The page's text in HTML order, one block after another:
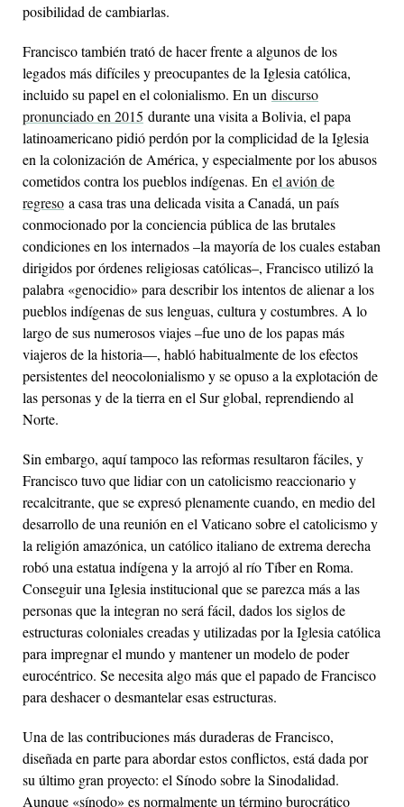
posibilidad de cambiarlas.
Francisco también trató de hacer frente a algunos de los
legados más difíciles y preocupantes de la Iglesia católica,
incluido su papel en el colonialismo. En un discurso
pronunciado en 2015 durante una visita a Bolivia, el papa
latinoamericano pidió perdón por la complicidad de la Iglesia
en la colonización de América, y especialmente por los abusos
cometidos contra los pueblos indígenas. En el avión de
regreso a casa tras una delicada visita a Canadá, un país
conmocionado por la conciencia pública de las brutales
condiciones en los internados –la mayoría de los cuales estaban
dirigidos por órdenes religiosas católicas–, Francisco utilizó la
palabra «genocidio» para describir los intentos de alienar a los
pueblos indígenas de sus lenguas, cultura y costumbres. A lo
largo de sus numerosos viajes –fue uno de los papas más
viajeros de la historia—, habló habitualmente de los efectos
persistentes del neocolonialismo y se opuso a la explotación de
las personas y de la tierra en el Sur global, reprendiendo al
Norte.
Sin embargo, aquí tampoco las reformas resultaron fáciles, y
Francisco tuvo que lidiar con un catolicismo reaccionario y
recalcitrante, que se expresó plenamente cuando, en medio del
desarrollo de una reunión en el Vaticano sobre el catolicismo y
la religión amazónica, un católico italiano de extrema derecha
robó una estatua indígena y la arrojó al río Tíber en Roma.
Conseguir una Iglesia institucional que se parezca más a las
personas que la integran no será fácil, dados los siglos de
estructuras coloniales creadas y utilizadas por la Iglesia católica
para impregnar el mundo y mantener un modelo de poder
eurocéntrico. Se necesita algo más que el papado de Francisco
para deshacer o desmantelar esas estructuras.
Una de las contribuciones más duraderas de Francisco,
diseñada en parte para abordar estos conflictos, está dada por
su último gran proyecto: el Sínodo sobre la Sinodalidad.
Aunque «sínodo» es normalmente un término burocrático